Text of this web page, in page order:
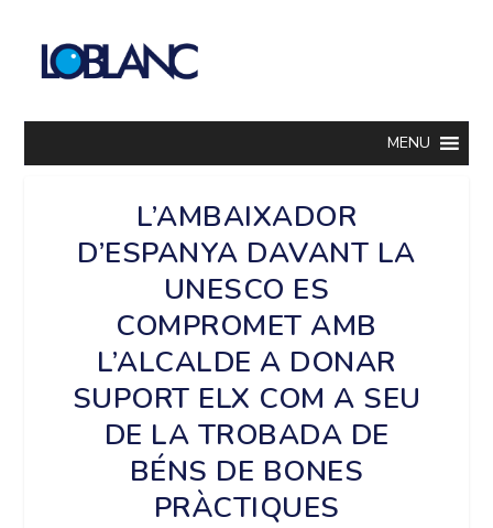
MENU
L’AMBAIXADOR
D’ESPANYA DAVANT LA
UNESCO ES
COMPROMET AMB
L’ALCALDE A DONAR
SUPORT ELX COM A SEU
DE LA TROBADA DE
BÉNS DE BONES
PRÀCTIQUES